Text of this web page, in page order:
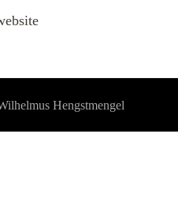
Hengstmengel